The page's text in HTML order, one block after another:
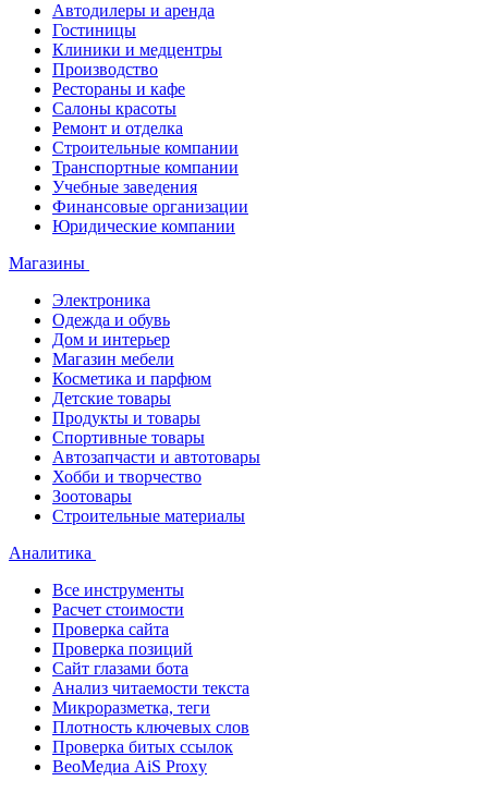
Автодилеры и аренда
Гостиницы
Клиники и медцентры
Производство
Рестораны и кафе
Салоны красоты
Ремонт и отделка
Строительные компании
Транспортные компании
Учебные заведения
Финансовые организации
Юридические компании
Магазины
Электроника
Одежда и обувь
Дом и интерьер
Магазин мебели
Косметика и парфюм
Детские товары
Продукты и товары
Спортивные товары
Автозапчасти и автотовары
Хобби и творчество
Зоотовары
Строительные материалы
Аналитика
Все инструменты
Расчет стоимости
Проверка сайта
Проверка позиций
Сайт глазами бота
Анализ читаемости текста
Микроразметка, теги
Плотность ключевых слов
Проверка битых ссылок
ВеоМедиа AiS Proxy